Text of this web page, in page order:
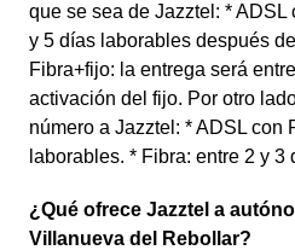
que se sea de Jazztel: * ADSL
y 5 días laborables después
Fibra+fijo: la entrega será
activación del fijo. Por otro
número a Jazztel: * ADSL con
laborables. * Fibra: entre 2 y 3
¿Qué ofrece Jazztel a
Villanueva del Rebollar?